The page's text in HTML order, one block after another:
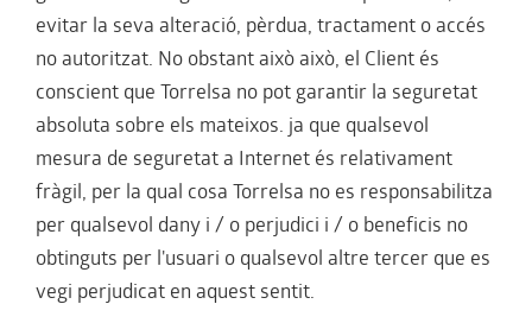
evitar la seva alteració, pèrdua, tractament o accés
no autoritzat. No obstant això això, el Client és
conscient que Torrelsa no pot garantir la seguretat
absoluta sobre els mateixos. ja que qualsevol
mesura de seguretat a Internet és relativament
fràgil, per la qual cosa Torrelsa no es responsabilitza
per qualsevol dany i / o perjudici i / o beneficis no
obtinguts per l'usuari o qualsevol altre tercer que es
vegi perjudicat en aquest sentit.